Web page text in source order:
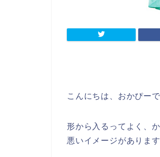
こんにちは、おかぴーで
形から入るってよく、
悪いイメージがあります